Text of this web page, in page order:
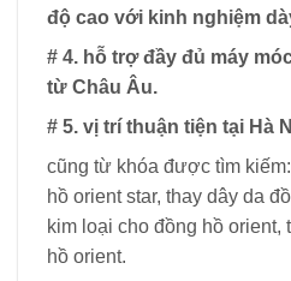
độ cao với kinh nghiệm
# 4. hỗ trợ đầy đủ máy
từ Châu Âu.
# 5. vị trí thuận tiện tại Hà
cũng từ khóa được tìm
hồ orient star, thay dây da
kim loại cho đồng hồ orient,
hồ orient.